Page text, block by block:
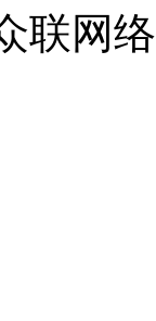
联网